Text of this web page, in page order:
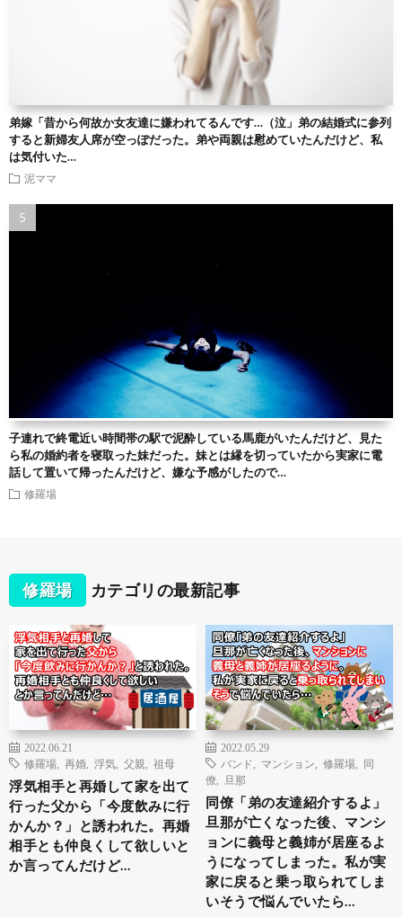
弟嫁「昔から何故か女友達に嫌われてるんです…（泣」弟の結婚式に参列
すると新婦友人席が空っぽだった。弟や両親は慰めていたんだけど、私
は気付いた…
泥ママ
子連れで終電近い時間帯の駅で泥酔している馬鹿がいたんだけど、見た
ら私の婚約者を寝取った妹だった。妹とは縁を切っていたから実家に電
話して置いて帰ったんだけど、嫌な予感がしたので…
修羅場
修羅場 カテゴリの最新記事
2022.06.21
修羅場
再婚 浮気 父親 祖母
浮気相手と再婚して家を出て
行った父から「今度飲みに行
かんか？」と誘われた。再婚
相手とも仲良くして欲しいと
か言ってんだけど…
2022.05.29
バンド
マンション 修羅場
同
僚
旦那
同僚「弟の友達紹介するよ」
旦那が亡くなった後、マンシ
ョンに義母と義姉が居座るよ
うになってしまった。私が実
家に戻ると乗っ取られてしま
いそうで悩んでいたら…